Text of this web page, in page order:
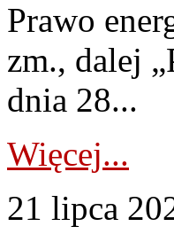
Prawo
zm., dalej
dnia 28...
Więcej...
21 lipca